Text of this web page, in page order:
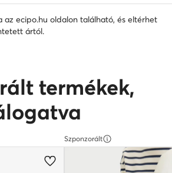
az ecipo.hu oldalon található, és eltérhet
ártól.
termékek,
Szponzorált